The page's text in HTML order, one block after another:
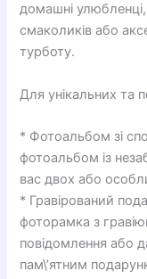
домашні
смаколиків або
турботу.
Для унікальних та
* Фотоальбом зі
фотоальбом із
вас двох або
* Гравірований
фоторамка з
повідомлення або
пам\’ятним